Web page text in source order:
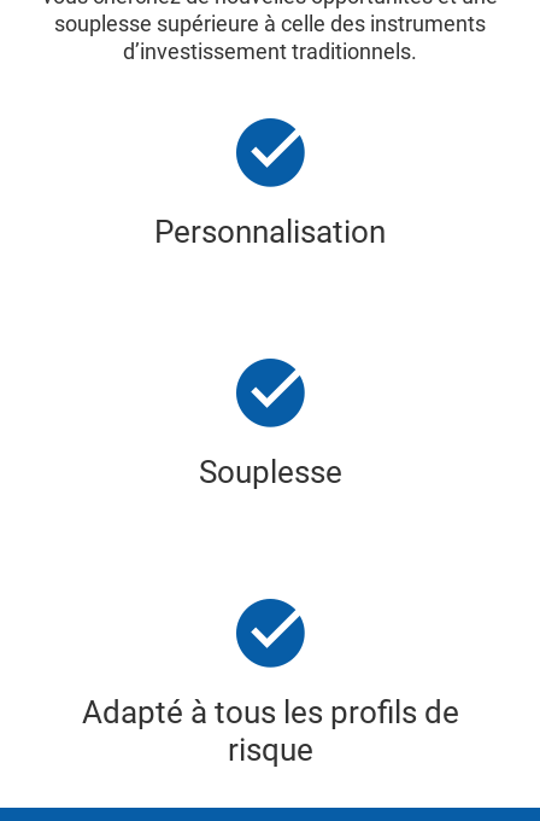
souplesse supérieure à celle des instruments
d’investissement traditionnels.
Personnalisation
Souplesse
Adapté à tous les profils de
risque